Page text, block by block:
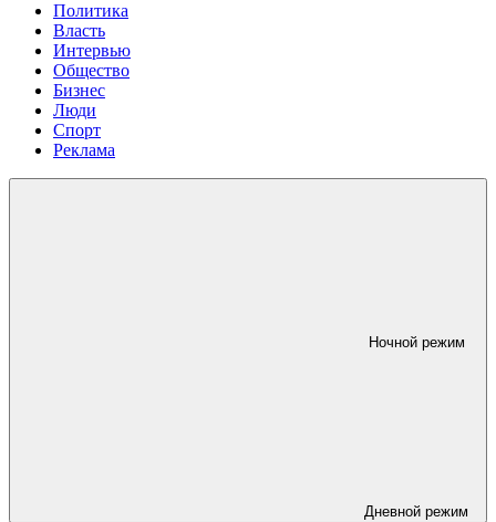
Политика
Власть
Интервью
Общество
Бизнес
Люди
Спорт
Реклама
Ночной режим
Дневной режим